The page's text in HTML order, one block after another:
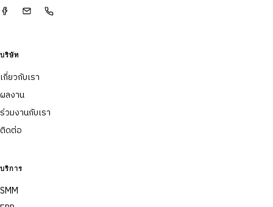
บริษัท
เกี่ยวกับเรา
ผลงาน
ร่วมงานกับเรา
ติดต่อ
บริการ
SMM